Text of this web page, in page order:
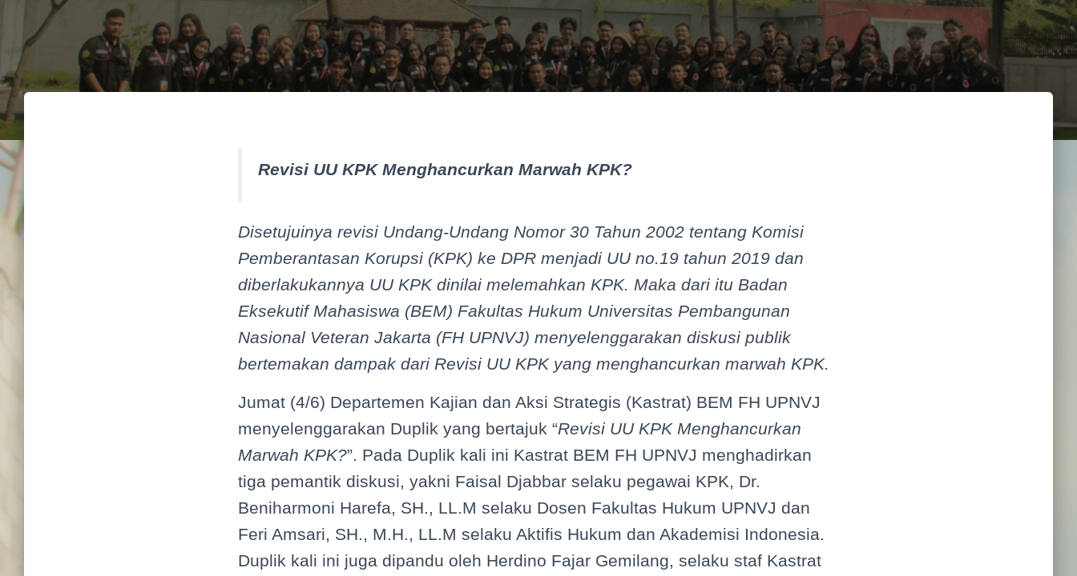
Revisi UU KPK Menghancurkan Marwah KPK?
Disetujuinya revisi Undang-Undang Nomor 30 Tahun 2002 tentang Komisi
Pemberantasan Korupsi (KPK) ke DPR menjadi UU no.19 tahun 2019 dan
diberlakukannya UU KPK dinilai melemahkan KPK. Maka dari itu Badan
Eksekutif Mahasiswa (BEM) Fakultas Hukum Universitas Pembangunan
Nasional Veteran Jakarta (FH UPNVJ) menyelenggarakan diskusi publik
bertemakan dampak dari Revisi UU KPK yang menghancurkan marwah KPK.
Jumat (4/6) Departemen Kajian dan Aksi Strategis (Kastrat) BEM FH UPNVJ
menyelenggarakan Duplik yang bertajuk “Revisi UU KPK Menghancurkan
Marwah KPK?”. Pada Duplik kali ini Kastrat BEM FH UPNVJ menghadirkan
tiga pemantik diskusi, yakni Faisal Djabbar selaku pegawai KPK, Dr.
Beniharmoni Harefa, SH., LL.M selaku Dosen Fakultas Hukum UPNVJ dan
Feri Amsari, SH., M.H., LL.M selaku Aktifis Hukum dan Akademisi Indonesia.
Duplik kali ini juga dipandu oleh Herdino Fajar Gemilang, selaku staf Kastrat